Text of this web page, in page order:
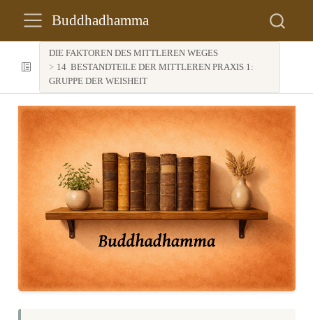
Buddhadhamma
DIE FAKTOREN DES MITTLEREN WEGES
14 BESTANDTEILE DER MITTLEREN PRAXIS 1:
GRUPPE DER WEISHEIT